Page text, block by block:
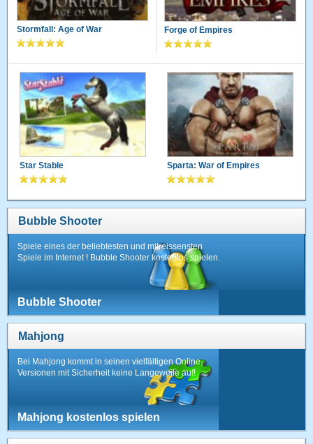
Stormfall: Age of War Forge of Empires
Star Stable Sparta: War of Empires
Bubble Shooter
Spiele eines der beliebtesten und mitreissensten
Spiele im Internet ! Bubble Shooter kostenlos spielen.
Bubble Shooter
Mahjong
Bei Mahjong kommt in seinen vielfältigen Online-
Versionen mit Sicherheit keine Langeweile auf!
Mahjong kostenlos spielen